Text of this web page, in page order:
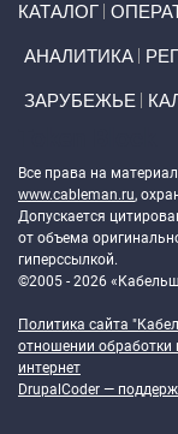
КАТАЛОГ
АНАЛИТИКА
ЗАРУБЕЖЬЕ
Все права на
www.cableman.ru,
Допускается
от объема
гиперссылкой.
©2005 - 2026
Политика сайта
отношении обработки
интернет
DrupalCoder —